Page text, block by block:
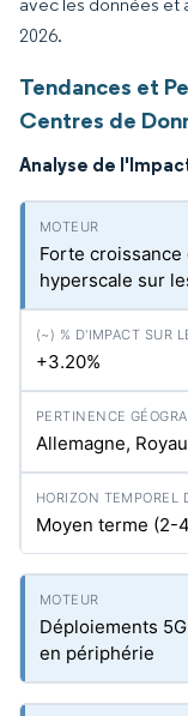
2026.
Tendances et
Centres de
Analyse de
Forte
hyperscale sur
+3.20%
Allemagne,
Moyen terme (2-
Déploiements
en périphérie